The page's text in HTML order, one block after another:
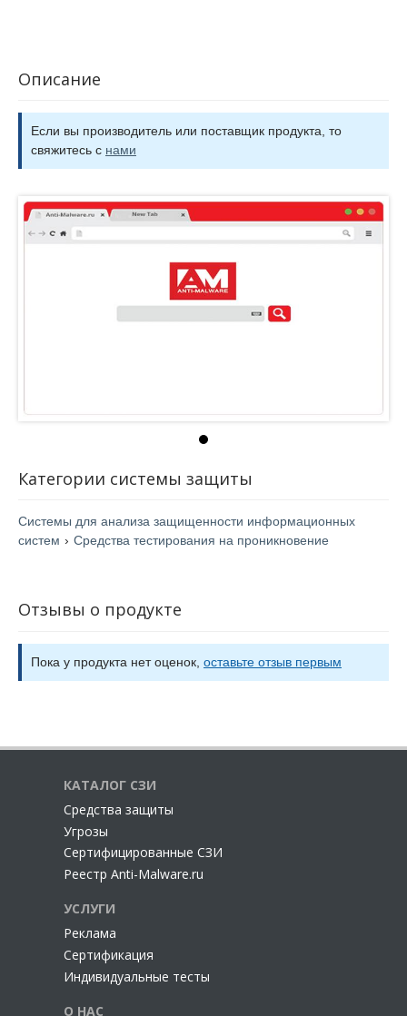
Описание
Если вы производитель или поставщик продукта, то
свяжитесь с нами
Категории системы защиты
Системы для анализа защищенности информационных
систем › Средства тестирования на проникновение
Отзывы о продукте
Пока у продукта нет оценок, оставьте отзыв первым
КАТАЛОГ СЗИ
Cредства защиты
Угрозы
Сертифицированные СЗИ
Реестр Anti-Malware.ru
УСЛУГИ
Реклама
Сертификация
Индивидуальные тесты
О НАС